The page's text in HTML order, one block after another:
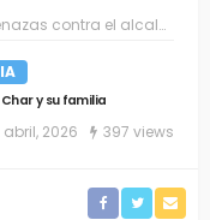
el alcalde Char y su familia
y su familia
abril, 2026 397 views